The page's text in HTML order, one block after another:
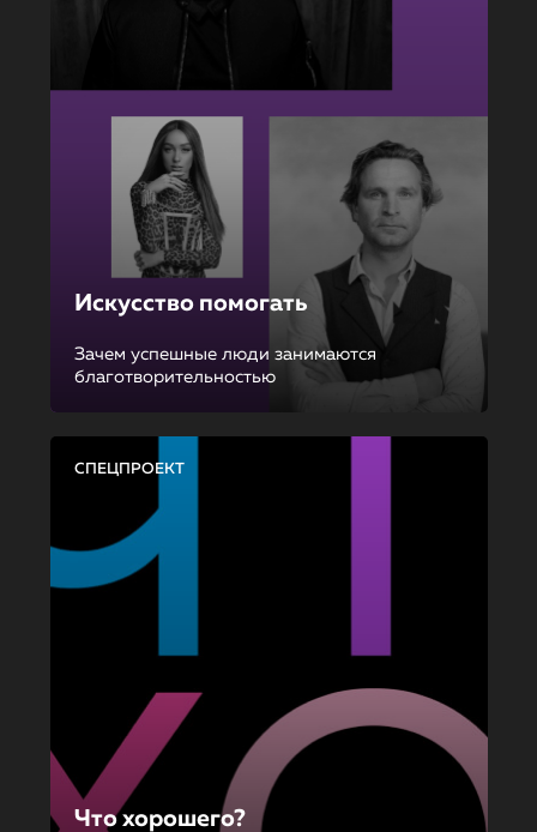
Искусство помогать
Зачем успешные люди занимаются
благотворительностью
СПЕЦПРОЕКТ
Что хорошего?